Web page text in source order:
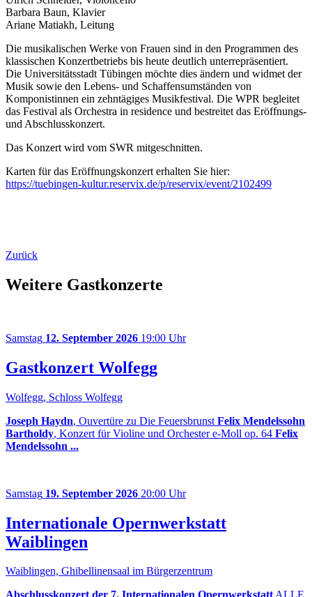
Barbara Baun, Klavier
Ariane Matiakh, Leitung
Die musikalischen Werke von Frauen sind in den Programmen des
klassischen Konzertbetriebs bis heute deutlich unterrepräsentiert.
Die Universitätsstadt Tübingen möchte dies ändern und widmet der
Musik sowie den Lebens- und Schaffensumständen von
Komponistinnen ein zehntägiges Musikfestival. Die WPR begleitet
das Festival als Orchestra in residence und bestreitet das Eröffnungs-
und Abschlusskonzert.
Das Konzert wird vom SWR mitgeschnitten.
Karten für das Eröffnungskonzert erhalten Sie hier:
https://tuebingen-kultur.reservix.de/p/reservix/event/2102499
Zurück
Weitere Gastkonzerte
Samstag 12. September 2026 19:00 Uhr
Gastkonzert Wolfegg
Wolfegg, Schloss Wolfegg
Joseph Haydn, Ouvertüre zu Die Feuersbrunst Felix Mendelssohn
Bartholdy, Konzert für Violine und Orchester e-Moll op. 64 Felix
Mendelssohn ...
Samstag 19. September 2026 20:00 Uhr
Internationale Opernwerkstatt
Waiblingen
Waiblingen, Ghibellinensaal im Bürgerzentrum